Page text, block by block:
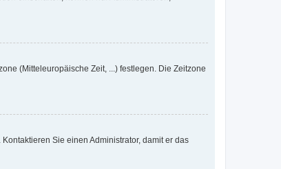
(Mitteleuropäische Zeit, ...) festlegen. Die Zeitzone
Sie einen Administrator, damit er das